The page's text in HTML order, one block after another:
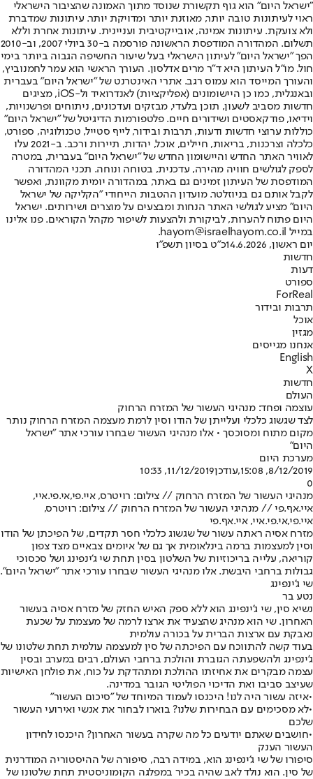
"ישראל היום" הוא גוף תקשורת שנוסד מתוך האמונה שהציבור הישראלי
ראוי לעיתונות טובה יותר, מאוזנת יותר ומדויקת יותר. עיתונות שמדברת
ולא צועקת. עיתונות אמינה, אובייקטיבית ועניינית. עיתונות אחרת וללא
תשלום. המהדורה המודפסת הראשונה פורסמה ב-30 ביולי 2007, וב-2010
הפך "ישראל היום" לעיתון הישראלי בעל שיעור החשיפה הגבוה ביותר בימי
חול. מו"ל העיתון היא ד"ר מרים אדלסון. העורך הראשי הוא עמר לחמנוביץ,
והעורך המייסד הוא עמוס רגב. אתרי האינטרנט של "ישראל היום" בעברית
ובאנגלית, כמו כן היישומונים (אפליקציות) לאנדרואיד ול-iOS, מציגים
חדשות מסביב לשעון, תוכן בלעדי, מבזקים ועדכונים, ניתוחים ופרשנויות,
וידיאו, פודקאסטים ושידורים חיים. פלטפורמות הדיגיטל של "ישראל היום"
כוללות ערוצי חדשות ודעות, תרבות ובידור, לייף סטייל, טכנולוגיה, ספורט,
כלכלה וצרכנות, בריאות, חיילים, אוכל, יהדות, תיירות ורכב. ב-2021 עלו
לאוויר האתר החדש והיישומון החדש של "ישראל היום" בעברית, במטרה
לספק לגולשים חוויה מהירה, עדכנית, בטוחה ונוחה. תכני המהדורה
המודפסת של העיתון זמינים גם באתר, במהדורה יומית מקוונת, ואפשר
לקבל אותם גם בניוזלטר. מועדון ההטבות הייחודי "הקליקה של ישראל
היום" מציע לגולשי האתר הנחות ומבצעים על מוצרים ושירותים. ישראל
היום פתוח להערות, לביקורת ולהצעות לשיפור מקהל הקוראים. פנו אלינו
במייל hayom@israelhayom.co.il.
יום ראשון, 14.6.2026
כ"ט בסיון תשפ"ו
חדשות
דעות
ספורט
ForReal
תרבות ובידור
אוכל
מגזין
אנחנו מגייסים
English
X
חדשות
העולם
עוצמה ופחד: מנהיגי העשור של המזרח הרחוק
לצד שגשוג כלכלי ועלייתן של הודו וסין לרמת מעצמה המזרח הרחוק נותר
מקום מתוח ומסוכסך • אלו מנהיגי העשור שבחרו עורכי אתר "ישראל
היום"
מערכת היום
8/12/2019, 15:08
,עודכן11/12/2019, 10:33
0
מנהיגי העשור של המזרח הרחוק // צילום: רויטרס, איי.פי,אי.פי.איי,
איי.אף.פי // מנהיגי העשור של המזרח הרחוק // צילום: רויטרס,
איי.פי,אי.פי.איי, איי.אף.פי
מזרח אסיה ראתה עשור של שגשוג כלכלי חסר תקדים, של הפיכתן של הודו
וסין למעצמות ברמה בינלאומית אך גם של איומים צבאיים מצד צפון
קוריאה, עלייה בריכוזיות של השלטון בסין תחת שי ג'ינפינג ושל סכסוכי
גבולות ברחבי היבשת. אלו מנהיגי העשור שבחרו עורכי אתר "ישראל היום".
שי ג'ינפינג
נטע בר
נשיא סין, שי ג'ינפינג הוא ללא ספק האיש החזק של מזרח אסיה בעשור
האחרון. שי הוא מנהיג שהצעיד את ארצו לרמה של מעצמת על שכעת
נאבקת עם ארצות הברית על בכורה עולמית
בעוד קשה להתווכח עם הפיכתה של סין למעצמה עולמית תחת שלטונו של
ג'ינפינג ולהשפעתה הגוברת והולכת ברחבי העולם, רבים במערב ובסין
עצמה מבקרים את אחיזתו ההולכת ומתהדקת על כוח, את פולחן האישיות
שעיצב סביבו ואת הדיכוי הפוליטי הגובר במדינה.
•איזה עשור היה לנו! היכנסו לעמוד המיוחד של "סיכום העשור"
•לא מסכימים עם הבחירות שלנו? בוארו לבחור את אנשי ואירועי העשור
שלכם
•חושבים שאתם יודעים כל מה שקרה בעשור האחרון? היכנסו לחידון
העשור הענק
סיפורו של שי ג'ינפינג הוא, במידה רבה, סיפורה של ההיסטוריה המודרנית
של סין. הוא נולד לאב שהיה בכיר במפלגה הקומוניסטית תחת שלטונו של